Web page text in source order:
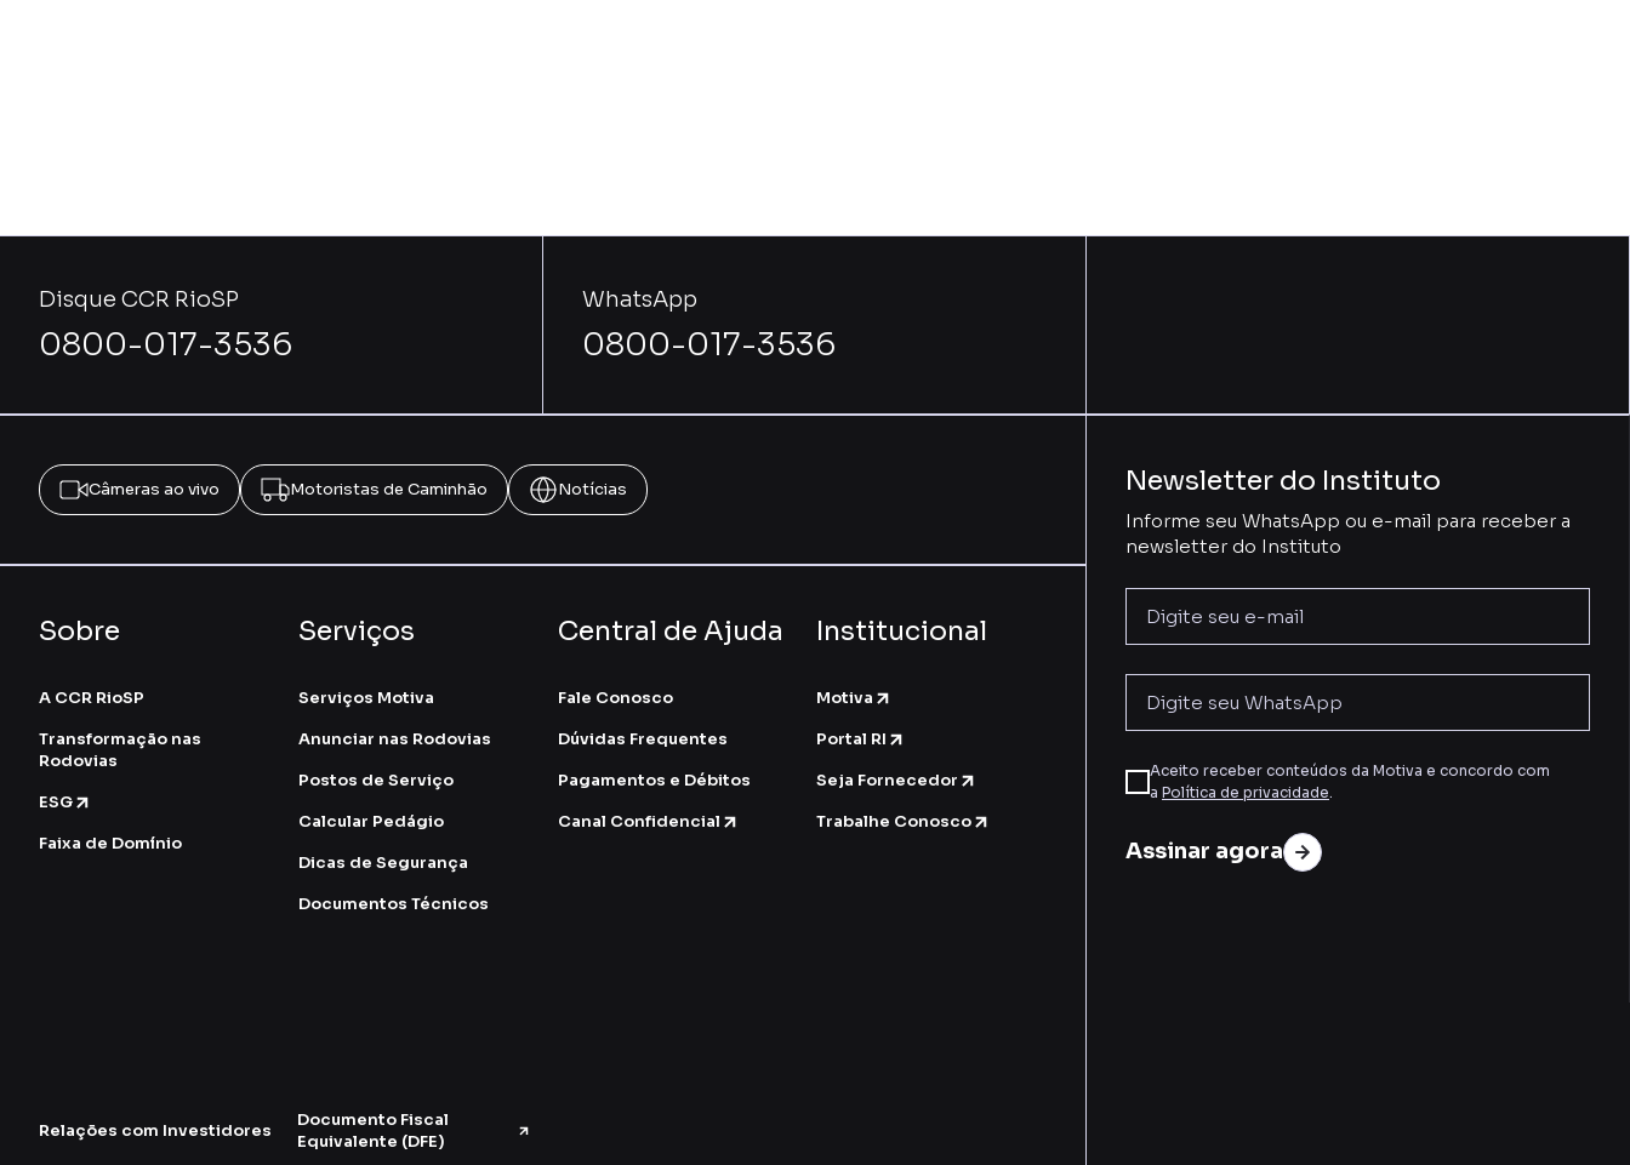
Disque CCR RioSP
0800-017-3536
WhatsApp
0800-017-3536
Câmeras ao vivo Motoristas de Caminhão Notícias
Sobre
A CCR RioSP
Transformação nas
Rodovias
ESG
Faixa de Domínio
Serviços
Serviços Motiva
Anunciar nas Rodovias
Postos de Serviço
Calcular Pedágio
Dicas de Segurança
Documentos Técnicos
Central de Ajuda
Fale Conosco
Dúvidas Frequentes
Pagamentos e Débitos
Canal Confidencial
Institucional
Motiva
Portal RI
Seja Fornecedor
Trabalhe Conosco
Relações com Investidores
Documento Fiscal
Equivalente (DFE)
Newsletter do Instituto
Informe seu WhatsApp ou e-mail para receber a
newsletter do Instituto
Aceito receber conteúdos da Motiva e concordo com
a Política de privacidade
Assinar agora